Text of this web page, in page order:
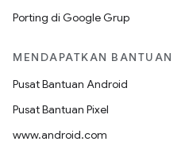
Porting di Google Grup
MENDAPATKAN BANTUAN
Pusat Bantuan Android
Pusat Bantuan Pixel
www.android.com